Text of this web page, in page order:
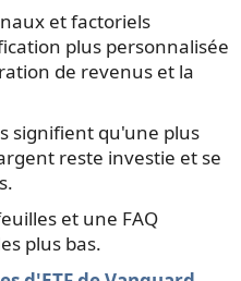
et factoriels
plus personnalisée
de revenus et la
signifient qu'une plus
reste investie et se
et une FAQ
plus bas.